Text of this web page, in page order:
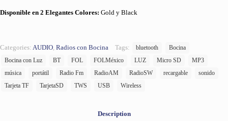
Disponible en 2 Elegantes Colores: Gold y Black
Categories: AUDIO, Radios con Bocina Tags: bluetooth
Bocina
Bocina con Luz
BT FOL FOLMéxico LUZ Micro SD
MP3
música
portátil Radio Fm RadioAM RadioSW recargable
sonido
Tarjeta TF
TarjetaSD TWS USB Wireless
Description